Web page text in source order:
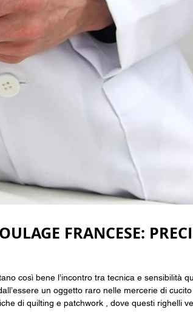
FRANCESE:
così bene l’incontro tra tecnica e sensibilità
un oggetto raro nelle mercerie di
utilizzati per allineare,